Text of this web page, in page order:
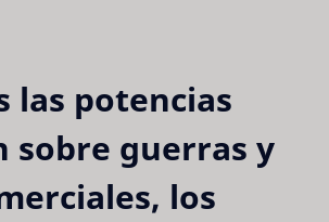
las potencias
sobre guerras y
los